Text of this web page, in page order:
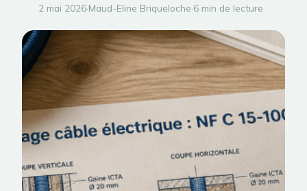
2 mai 2026·Maud-Eline Briqueloche·6 min de lecture